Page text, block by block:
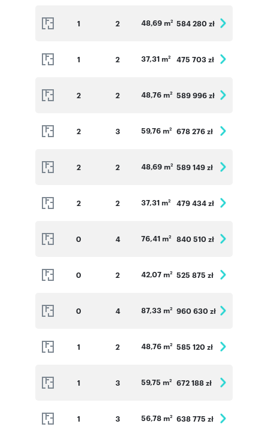
1 2 48,69 m2 584 280 zł
1 2 37,31 m2 475 703 zł
2 2 48,76 m2 589 996 zł
2 3 59,76 m2 678 276 zł
2 2 48,69 m2 589 149 zł
2 2 37,31 m2 479 434 zł
0 4 76,41 m2 840 510 zł
0 2 42,07 m2 525 875 zł
0 4 87,33 m2 960 630 zł
1 2 48,76 m2 585 120 zł
1 3 59,75 m2 672 188 zł
1 3 56,78 m2 638 775 zł